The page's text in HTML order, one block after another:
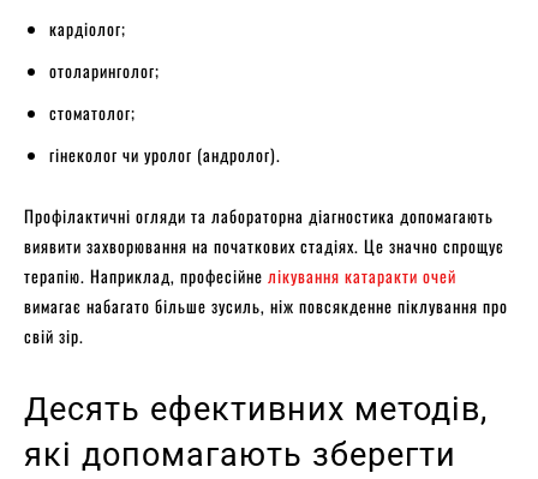
кардіолог;
отоларинголог;
стоматолог;
гінеколог чи уролог (андролог).
Профілактичні огляди та лабораторна діагностика допомагають
виявити захворювання на початкових стадіях. Це значно спрощує
терапію. Наприклад, професійне лікування катаракти очей
вимагає набагато більше зусиль, ніж повсякденне піклування про
свій зір.
Десять ефективних методів,
які допомагають зберегти